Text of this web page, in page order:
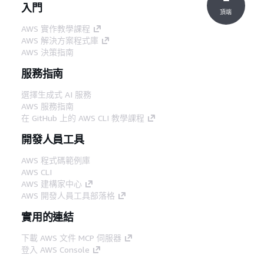
入門
AWS 實作教學課程
AWS 解決方案程式庫
AWS 決策指南
服務指南
選擇生成式 AI 服務
AWS 服務指南
在 GitHub 上的 AWS CLI 教學課程
開發人員工具
AWS 程式碼範例庫
AWS CLI
AWS 建構家中心
AWS 開發人員工具部落格
實用的連結
下載 AWS 文件 MCP 伺服器
登入 AWS Console
頂端